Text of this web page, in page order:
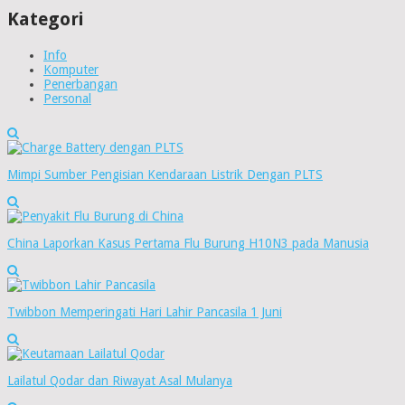
Kategori
Info
Komputer
Penerbangan
Personal
Mimpi Sumber Pengisian Kendaraan Listrik Dengan PLTS
China Laporkan Kasus Pertama Flu Burung H10N3 pada Manusia
Twibbon Memperingati Hari Lahir Pancasila 1 Juni
Lailatul Qodar dan Riwayat Asal Mulanya